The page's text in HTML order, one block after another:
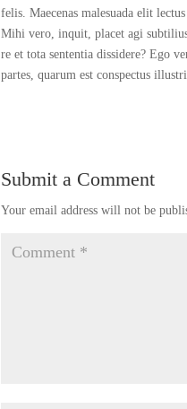
felis. Maecenas malesuada elit
Mihi vero, inquit, placet agi
re et tota sententia dissidere? Ego
partes, quarum est conspectus
Submit a Comment
Your email address will not be